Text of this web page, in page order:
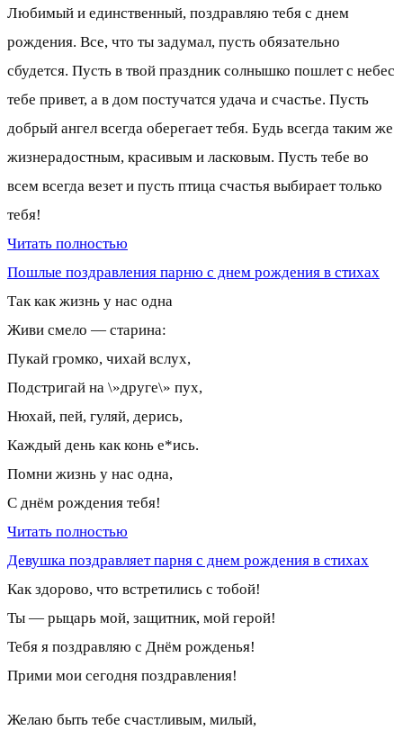
Любимый и единственный, поздравляю тебя с днем
рождения. Все, что ты задумал, пусть обязательно
сбудется. Пусть в твой праздник солнышко пошлет с небес
тебе привет, а в дом постучатся удача и счастье. Пусть
добрый ангел всегда оберегает тебя. Будь всегда таким же
жизнерадостным, красивым и ласковым. Пусть тебе во
всем всегда везет и пусть птица счастья выбирает только
тебя!
Читать полностью
Пошлые поздравления парню с днем рождения в стихах
Так как жизнь у нас одна
Живи смело — старина:
Пукай громко, чихай вслух,
Подстригай на \»друге\» пух,
Нюхай, пей, гуляй, дерись,
Каждый день как конь е*ись.
Помни жизнь у нас одна,
С днём рождения тебя!
Читать полностью
Девушка поздравляет парня с днем рождения в стихах
Как здорово, что встретились с тобой!
Ты — рыцарь мой, защитник, мой герой!
Тебя я поздравляю с Днём рожденья!
Прими мои сегодня поздравления!
Желаю быть тебе счастливым, милый,